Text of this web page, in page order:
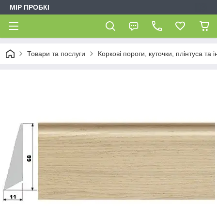
МІР ПРОБКІ
Товари та послуги Коркові пороги, куточки, плінтуса та